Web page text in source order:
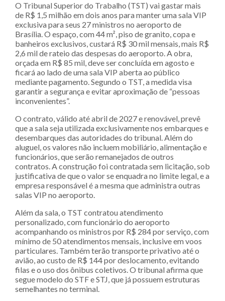
O Tribunal Superior do Trabalho (TST) vai gastar mais
de R$ 1,5 milhão em dois anos para manter uma sala VIP
exclusiva para seus 27 ministros no aeroporto de
Brasília. O espaço, com 44 m², piso de granito, copa e
banheiros exclusivos, custará R$ 30 mil mensais, mais R$
2,6 mil de rateio das despesas do aeroporto. A obra,
orçada em R$ 85 mil, deve ser concluída em agosto e
ficará ao lado de uma sala VIP aberta ao público
mediante pagamento. Segundo o TST, a medida visa
garantir a segurança e evitar aproximação de “pessoas
inconvenientes”.
O contrato, válido até abril de 2027 e renovável, prevê
que a sala seja utilizada exclusivamente nos embarques e
desembarques das autoridades do tribunal. Além do
aluguel, os valores não incluem mobiliário, alimentação e
funcionários, que serão remanejados de outros
contratos. A construção foi contratada sem licitação, sob
justificativa de que o valor se enquadra no limite legal, e a
empresa responsável é a mesma que administra outras
salas VIP no aeroporto.
Além da sala, o TST contratou atendimento
personalizado, com funcionário do aeroporto
acompanhando os ministros por R$ 284 por serviço, com
mínimo de 50 atendimentos mensais, inclusive em voos
particulares. Também terão transporte privativo até o
avião, ao custo de R$ 144 por deslocamento, evitando
filas e o uso dos ônibus coletivos. O tribunal afirma que
segue modelo do STF e STJ, que já possuem estruturas
semelhantes no terminal.